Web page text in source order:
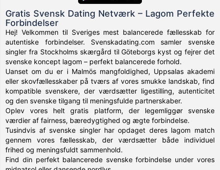
Gratis Svensk Dating Netværk – Lagom Perfekte
Forbindelser
Hej! Velkommen til Sveriges mest balancerede fællesskab for
autentiske forbindelser. Svenskadating.com samler svenske
singler fra Stockholms skærgård til Göteborgs kyst og fejrer det
svenske koncept lagom – perfekt balancerede forhold.
Uanset om du er i Malmös mangfoldighed, Uppsalas akademi
eller skovfællesskaber på tværs af vores smukke landskab, find
kompatible svenskere, der værdsætter ligestilling, autenticitet
og den svenske tilgang til meningsfulde partnerskaber.
Oplev vores helt gratis platform, der legemliggør svenske
værdier af fairness, bæredygtighed og ægte forbindelse.
Tusindvis af svenske singler har opdaget deres lagom match
gennem vores fællesskab, der værdsætter både individuel
frihed og meningsfuldt sammenhold.
Find din perfekt balancerede svenske forbindelse under vores